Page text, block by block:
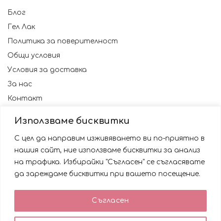
Използваме бисквитки
С цел да направим изживяването ви по-приятно в
нашия сайт, ние използваме бисквитки за анализ
на трафика. Избирайки "Съгласен" се съгласявате
да зареждаме бисквитки при вашето посещение.
Съгласен
Блог
Гел Лак
Политика за поверителност
Общи условия
Условия за доставка
За нас
Контакт
© 2023 NAILSBG. Всички права запазени
Използваме бисквитки за да подобрим вашата
работа със сайта. Като ползвате сайта Вие се
съгласявате с използването им.